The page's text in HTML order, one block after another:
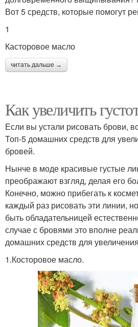
Вот 5 средств, которые помогут
1
Касторовое масло
читать дальше →
Как увеличить
Если вы устали рисовать брови,
Топ-5 домашних средств для
бровей.
Нынче в моде красивые густые
преображают взгляд, делая его
Конечно, можно прибегать к
каждый раз рисовать эти линии,
быть обладательницей
случае с бровями это вполне
домашних средств для
1.Косторовое масло.